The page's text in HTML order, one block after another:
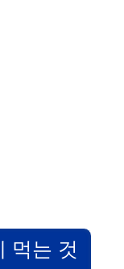
먹는 것